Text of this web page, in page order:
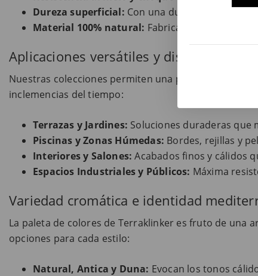
Dureza superficial: Con una dureza Mohs de
Material 100% natural: Fabricado
Aplicaciones versátiles y diseño integral
Nuestras colecciones permiten una personalización
inclemencias del tiempo:
Terrazas y Jardines: Soluciones duraderas que
Piscinas y Zonas Húmedas: Bordes, rejillas y
Interiores y Salones: Acabados finos y cálidos
Espacios Industriales y Públicos: Máxima
Variedad cromática e identidad
La paleta de colores de Terraklinker es fruto de una
opciones para cada estilo:
Natural, Antica y Duna: Evocan los tonos